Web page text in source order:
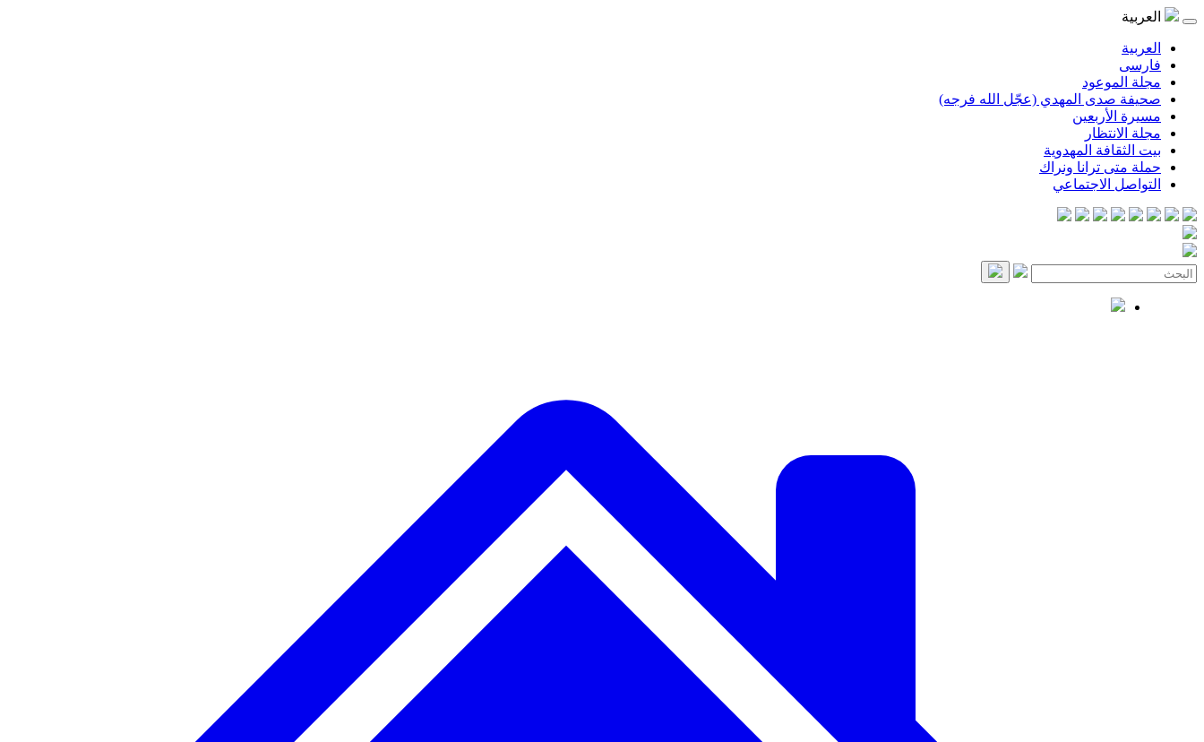
العربية
العربية
فارسی
مجلة الموعود
صحيفة صدى المهدي (عجّل الله فرجه)
مسيرة الأربعين
مجلة الانتظار
بيت الثقافة المهدوية
حملة متى ترانا ونراك
التواصل الاجتماعي